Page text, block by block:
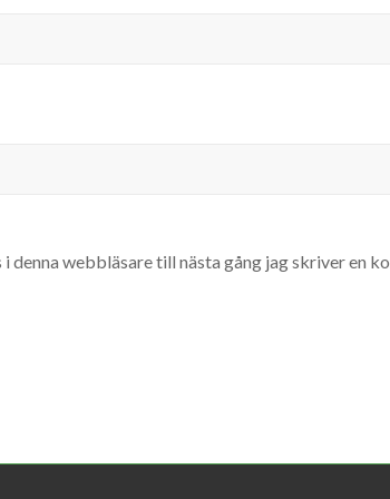
denna webbläsare till nästa gång jag skriver en